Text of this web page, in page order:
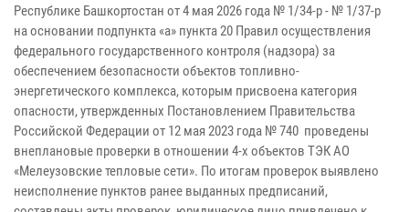
Республике Башкортостан от 4 мая 2026 года № 1/34-р - № 1/37-р
на основании подпункта «а» пункта 20 Правил осуществления
федерального государственного контроля (надзора) за
обеспечением безопасности объектов топливно-
энергетического комплекса, которым присвоена категория
опасности, утвержденных Постановлением Правительства
Российской Федерации от 12 мая 2023 года № 740 проведены
внеплановые проверки в отношении 4-х объектов ТЭК АО
«Мелеузовские тепловые сети». По итогам проверок выявлено
неисполнение пунктов ранее выданных предписаний,